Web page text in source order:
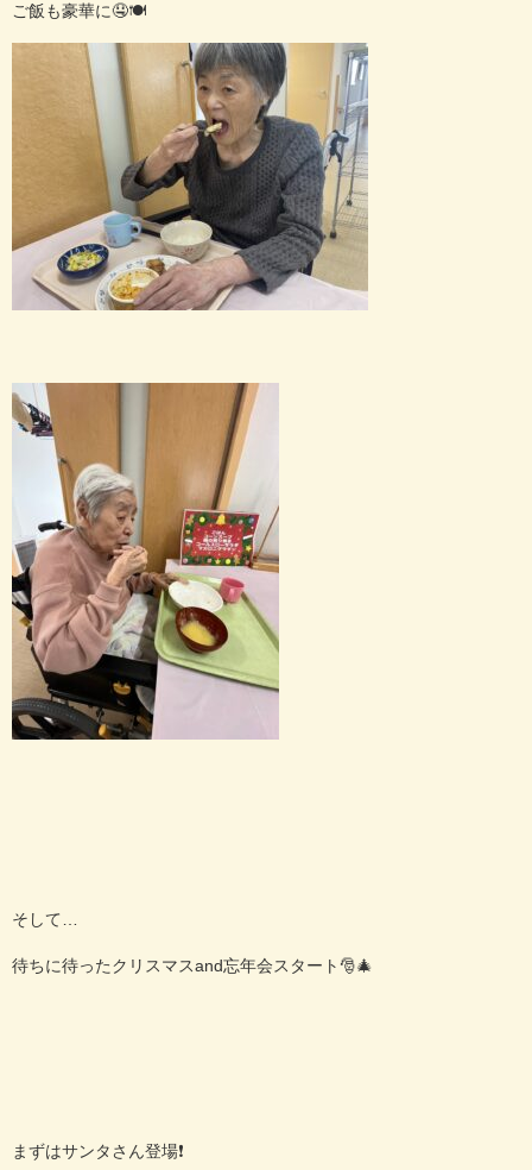
ご飯も豪華に🤤🍽️
そして…
待ちに待ったクリスマスand忘年会スタート🎅🎄
まずはサンタさん登場❗️